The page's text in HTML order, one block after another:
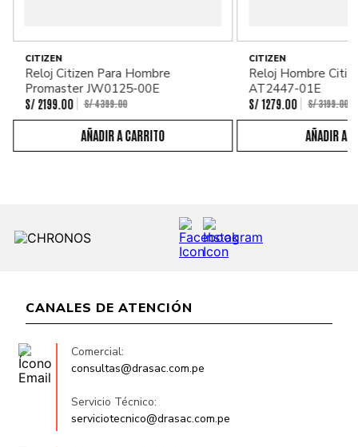
CITIZEN
Reloj Citizen Para Hombre
Promaster JW0125-00E
S/ 2199. 00 S/4399.00
CITIZEN
Reloj Hombre
AT2447-01E
S/ 1279 00 S/3199.00
CANALES DE ATENCIÓN
Comercial:
consultas@drasac.com.pe
Servicio Técnico:
serviciotecnico@drasac.com.pe